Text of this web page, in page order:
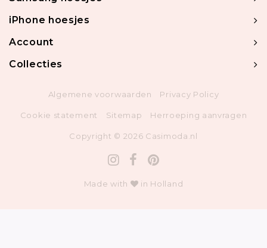
iPhone hoesjes
Account
Collecties
Algemene voorwaarden Privacy Policy
Cookie statement Sitemap Herroeping aanvragen
Copyright © 2026 Casimoda.nl
Made with in Holland